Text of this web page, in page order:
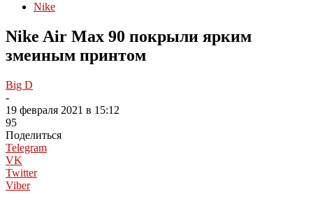
Nike
Nike Air Max 90 покрыли ярким
змеиным принтом
Big D
-
19 февраля 2021 в 15:12
95
Поделиться
Telegram
VK
Twitter
Viber